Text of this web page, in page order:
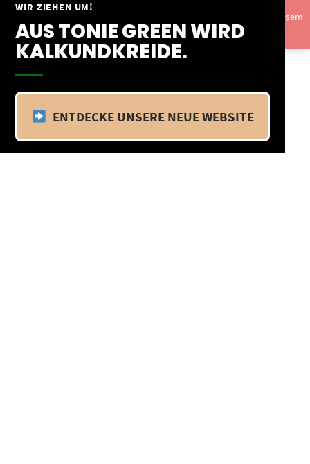
WIR ZIEHEN UM!
AUS TONIE GREEN WIRD
KALKUNDKREIDE.
ENTDECKE UNSERE NEUE WEBSITE
Springe
Inhalt
Vom 09.04.25 - 20.04.25 befinden wir uns im Betriebsurlaub. In diesem
Zeitraum findet kein Versand statt.Ausblenden